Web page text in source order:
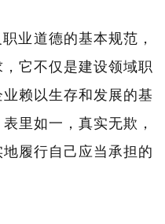
业道德的基本规范，
它不仅是建设领域职
赖以生存和发展的基
里如一，真实无欺，
履行自己应当承担的